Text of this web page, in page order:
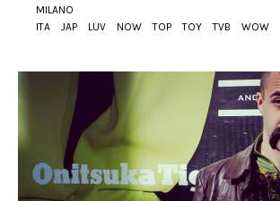
MILANO
ITA
JAP LUV NOW TOP TOY TVB WOW